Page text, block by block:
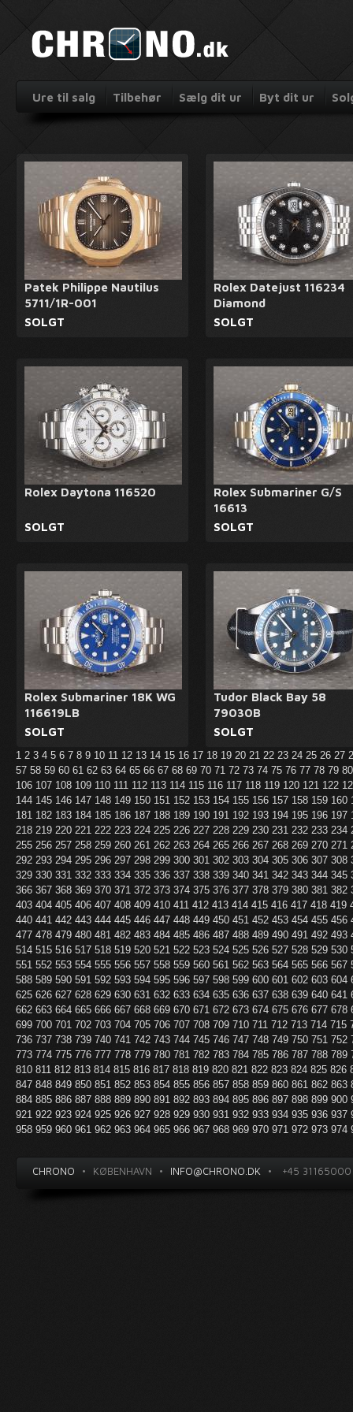
Ure til salg Tilbehør Sælg dit ur Byt dit ur
Patek Philippe Nautilus
5711/1R-001
SOLGT
Rolex Datejust 116234
Diamond
SOLGT
Rolex Daytona 116520
SOLGT
Rolex Submariner G/S
16613
SOLGT
Rolex Submariner 18K WG
116619LB
SOLGT
Tudor Black Bay 58
79030B
SOLGT
1 2 3 4 5 6 7 8 9 10 11 12 13 14 15 16 17 18 19 20 21 22 23 24 25 26 27
57 58 59 60 61 62 63 64 65 66 67 68 69 70 71 72 73 74 75 76 77 78 79
106 107 108 109 110 111 112 113 114 115 116 117 118 119 120 121 122
144 145 146 147 148 149 150 151 152 153 154 155 156 157 158 159 160
181 182 183 184 185 186 187 188 189 190 191 192 193 194 195 196 197
218 219 220 221 222 223 224 225 226 227 228 229 230 231 232 233 234
255 256 257 258 259 260 261 262 263 264 265 266 267 268 269 270 271
292 293 294 295 296 297 298 299 300 301 302 303 304 305 306 307 308
329 330 331 332 333 334 335 336 337 338 339 340 341 342 343 344 345
366 367 368 369 370 371 372 373 374 375 376 377 378 379 380 381 382
403 404 405 406 407 408 409 410 411 412 413 414 415 416 417 418 419
440 441 442 443 444 445 446 447 448 449 450 451 452 453 454 455 456
477 478 479 480 481 482 483 484 485 486 487 488 489 490 491 492 493
514 515 516 517 518 519 520 521 522 523 524 525 526 527 528 529 530
551 552 553 554 555 556 557 558 559 560 561 562 563 564 565 566 567
588 589 590 591 592 593 594 595 596 597 598 599 600 601 602 603 604
625 626 627 628 629 630 631 632 633 634 635 636 637 638 639 640 641
662 663 664 665 666 667 668 669 670 671 672 673 674 675 676 677 678
699 700 701 702 703 704 705 706 707 708 709 710 711 712 713 714 715
736 737 738 739 740 741 742 743 744 745 746 747 748 749 750 751 752
773 774 775 776 777 778 779 780 781 782 783 784 785 786 787 788 789
810 811 812 813 814 815 816 817 818 819 820 821 822 823 824 825 826
847 848 849 850 851 852 853 854 855 856 857 858 859 860 861 862 863
884 885 886 887 888 889 890 891 892 893 894 895 896 897 898 899 900
921 922 923 924 925 926 927 928 929 930 931 932 933 934 935 936 937
958 959 960 961 962 963 964 965 966 967 968 969 970 971 972 973 974
CHRONO • KØBENHAVN • INFO@CHRONO.DK • +45 31165000